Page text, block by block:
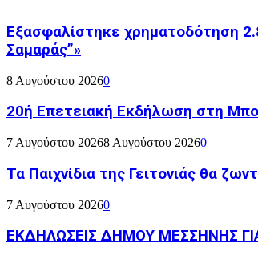
Εξασφαλίστηκε χρηματοδότηση
Σαμαράς”»
8 Αυγούστου 20260
20ή Επετειακή Εκδήλωση στη
7 Αυγούστου 20268 Αυγούστου 20260
Τα Παιχνίδια της Γειτονιάς θα
7 Αυγούστου 20260
ΕΚΔΗΛΩΣΕΙΣ ΔΗΜΟΥ ΜΕΣΣΗΝΗΣ